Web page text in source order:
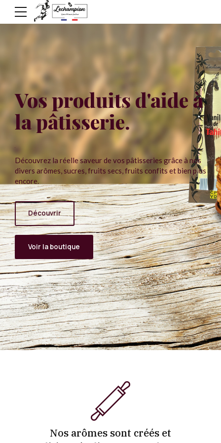
Vos produits d'aide à
la pâtisserie.
Découvrez la réelle saveur de vos pâtisseries grâce à nos
divers arômes, sucres, fruits secs, fruits confits et bien plus
encore.
Découvrir
Voir la boutique
Nos arômes sont créés et